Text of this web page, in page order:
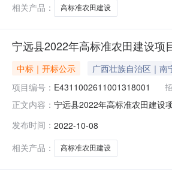
相关产品：
高标准农田建设
宁远县2022年高标准农田建设项
中标｜开标公示
广西壮族自治区｜南
项目编号： E4311002611001318001
正文内容： 宁远县2022年高标准农田建设
南天谷水利电力工程建设有限
发布时间： 2022-10-08
相关产品：
高标准农田建设